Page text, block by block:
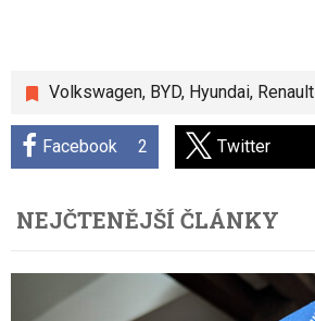
Volkswagen, BYD, Hyundai, Renault
Facebook 2 Twitter
NEJČTENĚJŠÍ ČLÁNKY